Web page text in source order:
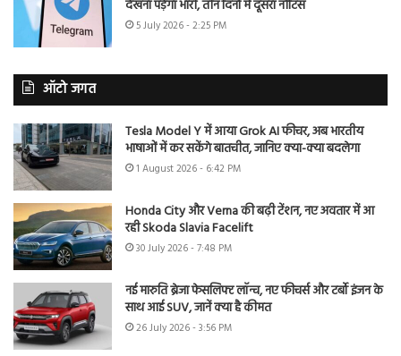
देखना पड़ेगा भारी, तीन दिनों में दूसरा नोटिस
5 July 2026 - 2:25 PM
ऑटो जगत
Tesla Model Y में आया Grok AI फीचर, अब भारतीय
भाषाओं में कर सकेंगे बातचीत, जानिए क्या-क्या बदलेगा
1 August 2026 - 6:42 PM
Honda City और Verna की बढ़ी टेंशन, नए अवतार में आ
रही Skoda Slavia Facelift
30 July 2026 - 7:48 PM
नई मारुति ब्रेजा फेसलिफ्ट लॉन्च, नए फीचर्स और टर्बो इंजन के
साथ आई SUV, जानें क्या है कीमत
26 July 2026 - 3:56 PM